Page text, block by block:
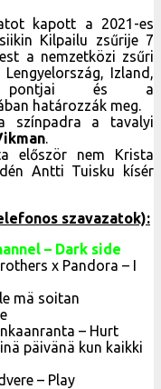
kapott a 2021-es
Kilpailu zsűrije 7
a nemzetközi zsűri
Izland,
pontjai és a
határozzák meg.
színpadra a tavalyi
.
először nem Krista
Antti Tuisku kísér
szavazatok):
– Dark side
x Pandora – I
mä soitan
– Hurt
päivänä kun kaikki
– Play